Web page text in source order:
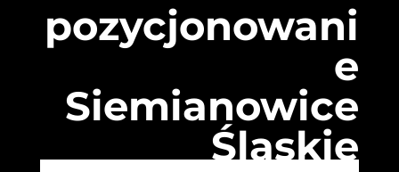
pozycjonowani
e
Siemianowice
Śląskie